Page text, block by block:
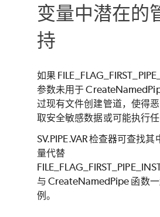
变量中潜在的
持
如果
参数未用于
过现有文件创建管道，使得
取安全敏感数据或可能执行任
SV.PIPE.VAR 检查器可查找
量代替
与 CreateNamedPipe 函数
例。